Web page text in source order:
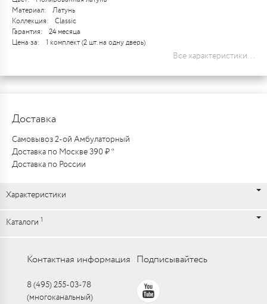
Материал:
Латунь
Коллекция:
Classic
Гарантия:
24 месяца
Цена за:
1 комплект (2 шт. на одну дверь)
Все характеристики...
Доставка
Самовывоз 2-ой Амбулаторный
Доставка по Москве 390 ₽ *
Доставка по России
Характеристики
Каталоги 1
Контактная информация
8 (495) 255-03-78
(многоканальный)
Подписывайтесь